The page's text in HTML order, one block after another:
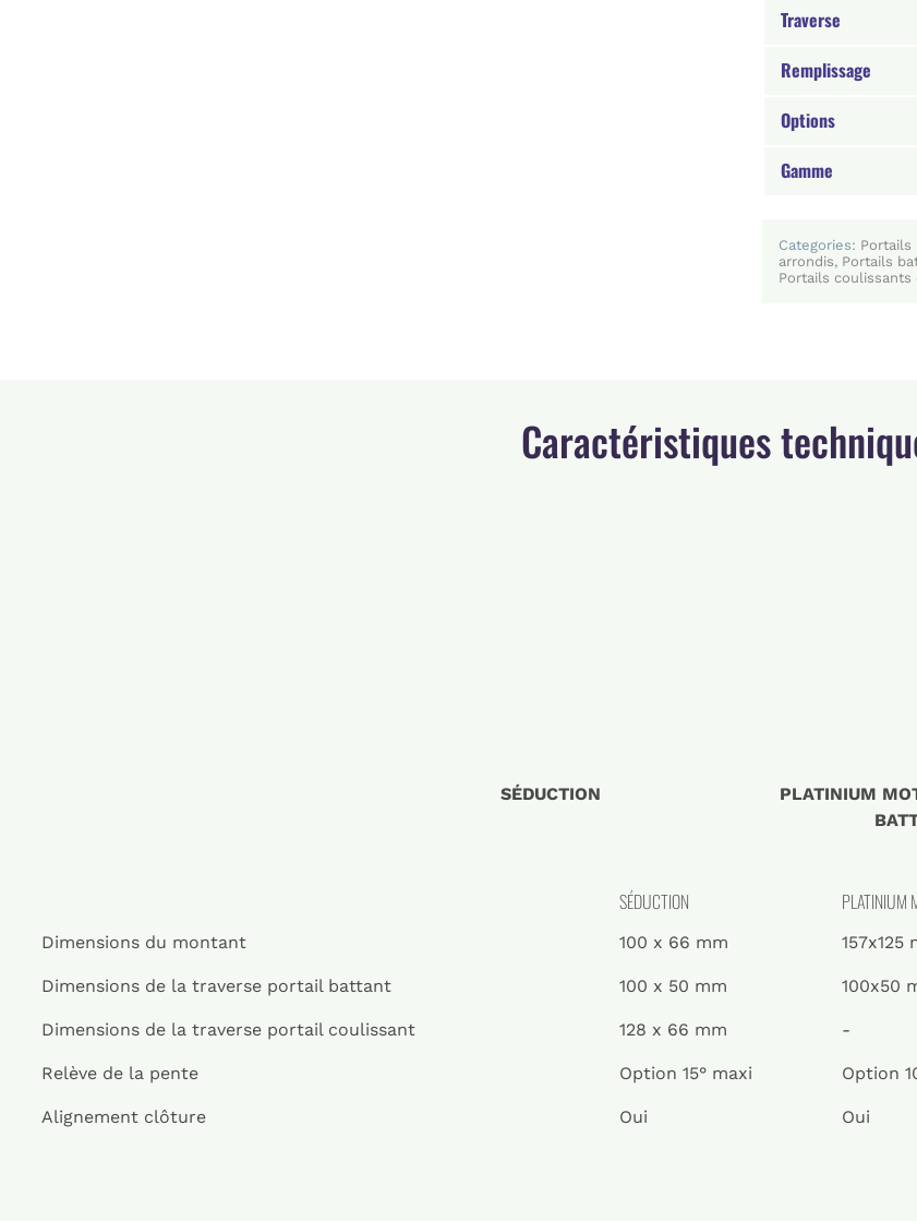
Traverse
Remplissage
Options
Gamme
Categories: Portails
arrondis, Portails
Portails coulissants
Caractéristiques
SÉDUCTION
PLATINIUM
SÉDUCTION PLATINIUM
Dimensions du montant 100 x 66 mm 157x125
Dimensions de la traverse portail battant 100 x 50 mm 100x50
Dimensions de la traverse portail coulissant 128 x 66 mm -
Relève de la pente Option 15° maxi Option
Alignement clôture Oui Oui